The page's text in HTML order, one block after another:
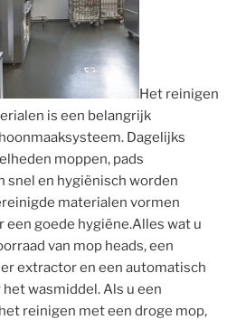
Het reinigen
is een belangrijk
Dagelijks
moppen, pads
snel en hygiënisch worden
materialen vormen
een goede hygiëne.Alles wat u
van mop heads, een
extractor en een automatisch
wasmiddel. Als u een
reinigen met een droge mop,